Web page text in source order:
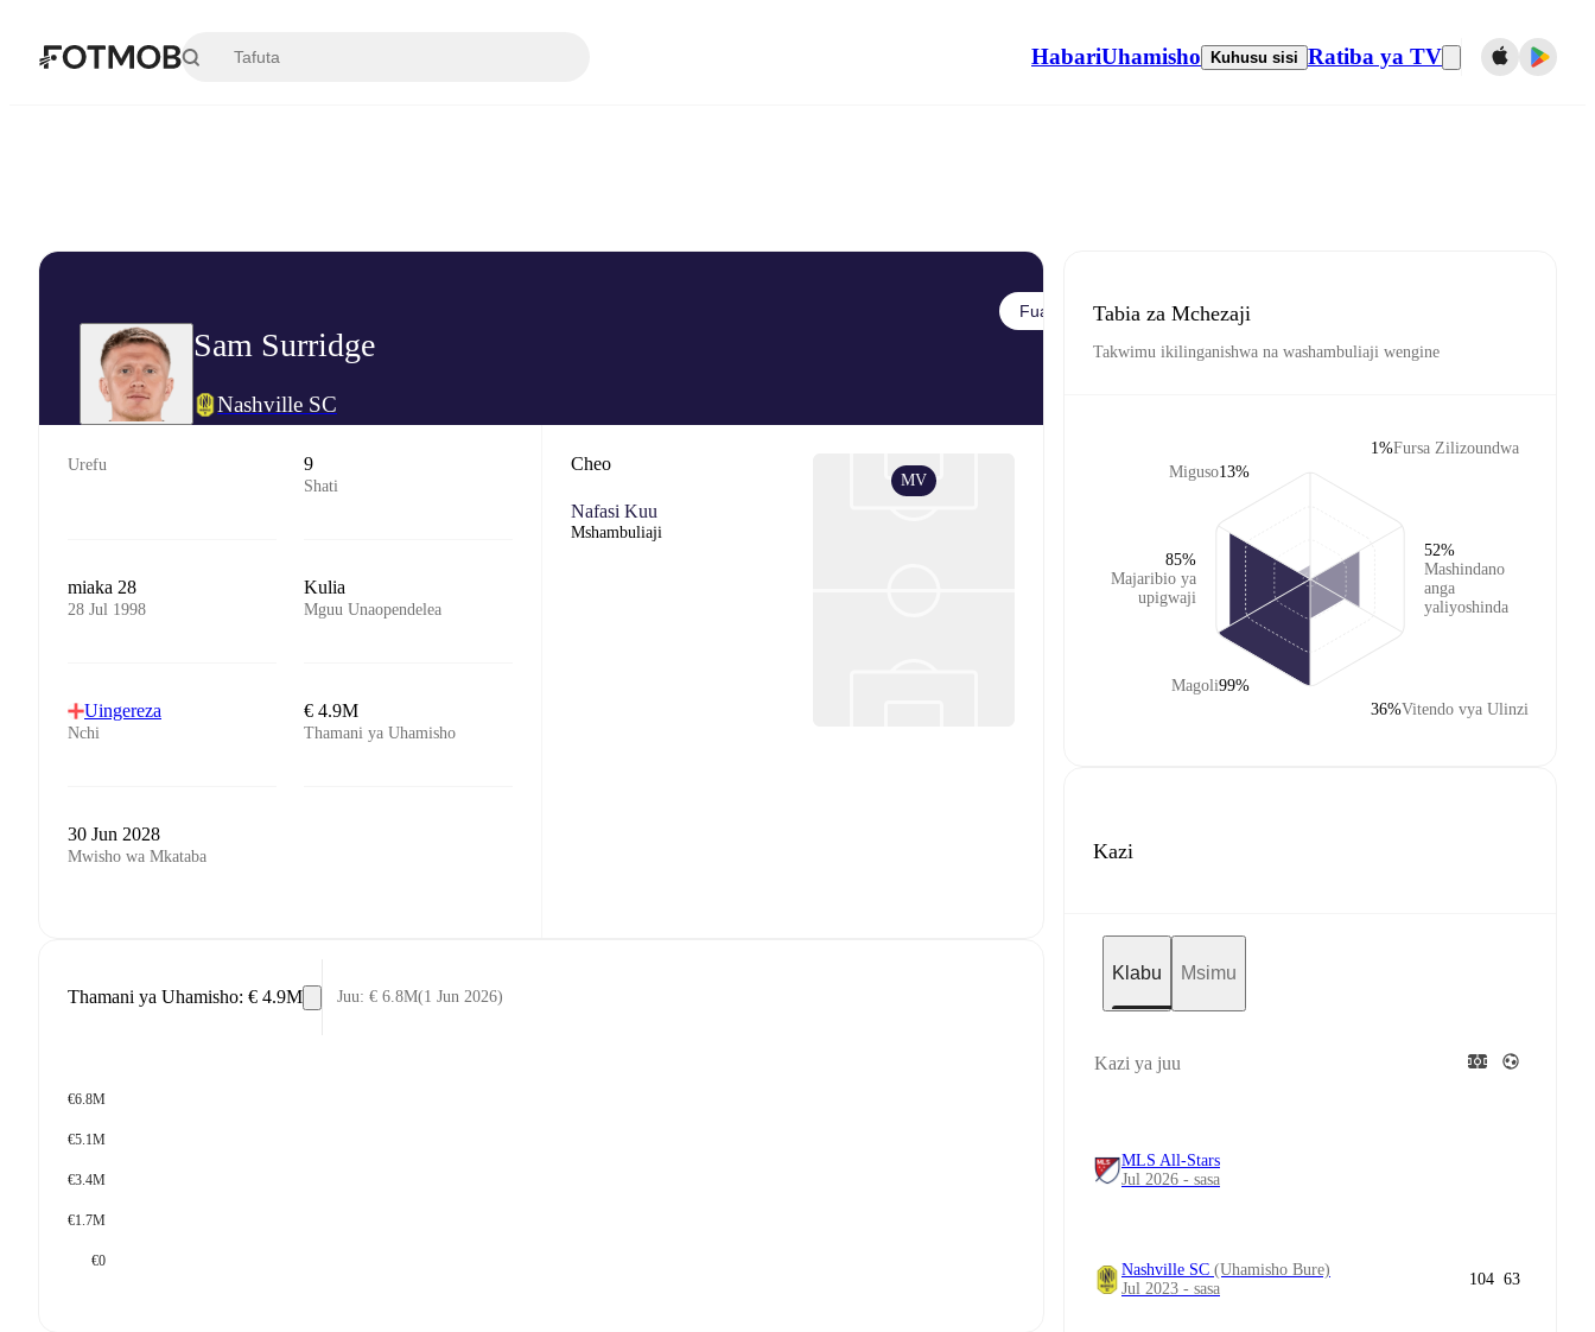
HabariUhamisho Kuhusu sisi Ratiba ya TV
Sam Surridge
Nashville SC
Fuata
Urefu 9
Shati
miaka 28
28 Jul 1998
Kulia
Mguu Unaopendelea
Uingereza
Nchi
€ 4.9M
Thamani ya Uhamisho
30 Jun 2028
Mwisho wa Mkataba
Cheo
Nafasi Kuu
Mshambuliaji
MV
Thamani ya Uhamisho: € 4.9M Juu: € 6.8M(1 Jun 2026)
€6.8M
€5.1M
€3.4M
€1.7M
€0
Tabia za Mchezaji
Takwimu ikilinganishwa na washambuliaji wengine
Miguso13%
Majaribio ya
upigwaji
85%
Magoli99%
Fursa Zilizoundwa
1%
Mashindano
anga
yaliyoshinda
52%
Vitendo vya Ulinzi
36%
Kazi
Klabu Msimu
Kazi ya juu
MLS All-Stars
Jul 2026 - sasa
Nashville SC (Uhamisho Bure)
Jul 2023 - sasa
104 63